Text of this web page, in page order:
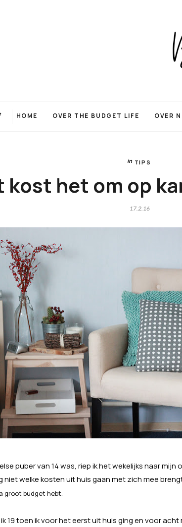
HOME OVER THE BUDGET LIFE OVER
TIPS
kost het om op
17.2.16
puber van 14 was, riep ik het wekelijks naar mijn
niet welke kosten uit huis gaan met zich mee
groot budget hebt.
19 toen ik voor het eerst uit huis ging en voor